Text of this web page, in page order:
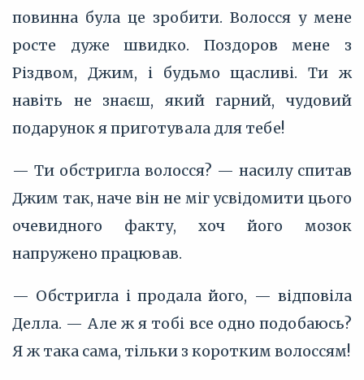
повинна була це зробити. Волосся у мене
росте дуже швидко. Поздоров мене з
Різдвом, Джим, і будьмо щасливі. Ти ж
навіть не знаєш, який гарний, чудовий
подарунок я приготувала для тебе!
— Ти обстригла волосся? — насилу спитав
Джим так, наче він не міг усвідомити цього
очевидного факту, хоч його мозок
напружено працював.
— Обстригла і продала його, — відповіла
Делла. — Але ж я тобі все одно подобаюсь?
Я ж така сама, тільки з коротким волоссям!